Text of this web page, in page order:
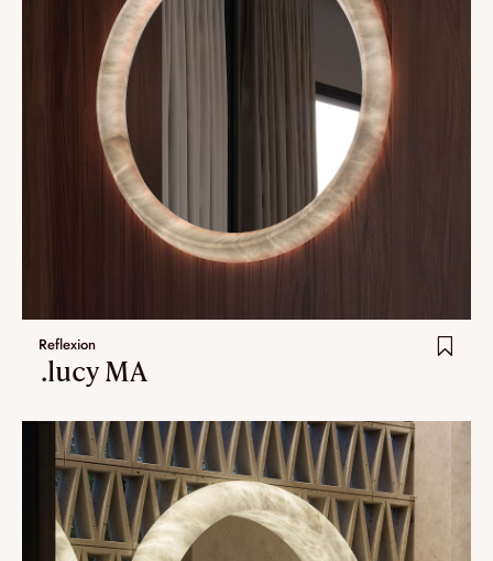
Reflexion
.lucy MA